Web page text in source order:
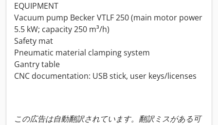
EQUIPMENT
Vacuum pump Becker VTLF 250 (main motor power
5.5 kW; capacity 250 m³/h)
Safety mat
Pneumatic material clamping system
Gantry table
CNC documentation: USB stick, user keys/licenses
この広告は自動翻訳されています。翻訳ミスがある可